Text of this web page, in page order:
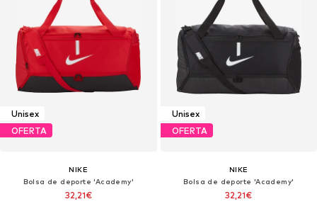
Unisex
OFERTA
NIKE
Bolsa de deporte 'Academy'
32,21€
Unisex
OFERTA
NIKE
Bolsa de deporte 'Academy'
32,21€